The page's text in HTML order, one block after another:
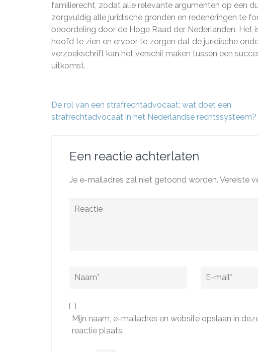
familierecht, zodat alle relevante argumenten op een
zorgvuldig alle juridische gronden en redeneringen te
beoordeling door de Hoge Raad der Nederlanden.
hoofd te zien en ervoor te zorgen dat de juridische
verzoekschrift kan het verschil maken tussen een
uitkomst.
Berichtnavigatie
De rol van een strafrechtadvocaat: wat doet een
strafrechtadvocaat in het Nederlandse rechtssysteem?
Een reactie achterlaten
Je e-mailadres zal niet getoond worden. Vereiste
Reactie
Naam
E-
Mijn naam, e-mailadres en website opslaan in
reactie plaats.